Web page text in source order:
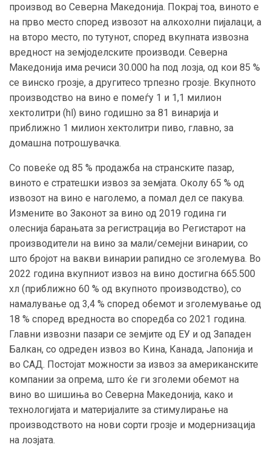
производ во Северна Македонија. Покрај тоа, виното е
на прво место според извозот на алкохолни пијалаци, а
на второ место, по тутунот, според вкупната извозна
вредност на земјоделските производи. Северна
Македонија има речиси 30.000 ha под лозја, од кои 85 %
се винско грозје, а другитесо трпезно грозје. Вкупното
производство на вино е помеѓу 1 и 1,1 милион
хектолитри (hl) вино годишно за 81 винарија и
приближно 1 милион хектолитри пиво, главно, за
домашна потрошувачка.
Со повеќе од 85 % продажба на странските пазар,
виното е стратешки извоз за земјата. Околу 65 % од
извозот на вино е наголемо, а помал дел се пакува.
Измените во Законот за вино од 2019 година ги
олеснија барањата за регистрација во Регистарот на
производители на вино за мали/семејни винарии, со
што бројот на вакви винарии рапидно се зголемува. Во
2022 година вкупниот извоз на вино достигна 665.500
хл (приближно 60 % од вкупното производство), со
намалување од 3,4 % според обемот и зголемување од
18 % според вредноста во споредба со 2021 година.
Главни извозни пазари се земјите од ЕУ и од Западен
Балкан, со одреден извоз во Кина, Канада, Јапонија и
во САД. Постојат можности за извоз за американските
компании за опрема, што ќе ги зголеми обемот на
вино во шишиња во Северна Македонија, како и
технологијата и материјалите за стимулирање на
производството на нови сорти грозје и модернизација
на лозјата.